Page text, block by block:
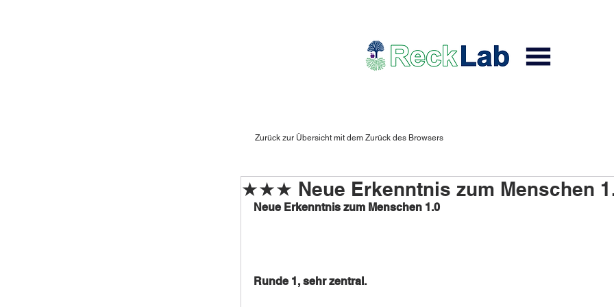
Zurück zur Übersicht mit dem Zurück des Browsers
★★★ Neue Erkenntnis zum Menschen
Neue Erkenntnis zum Menschen 1.0
Runde 1, sehr zentral.